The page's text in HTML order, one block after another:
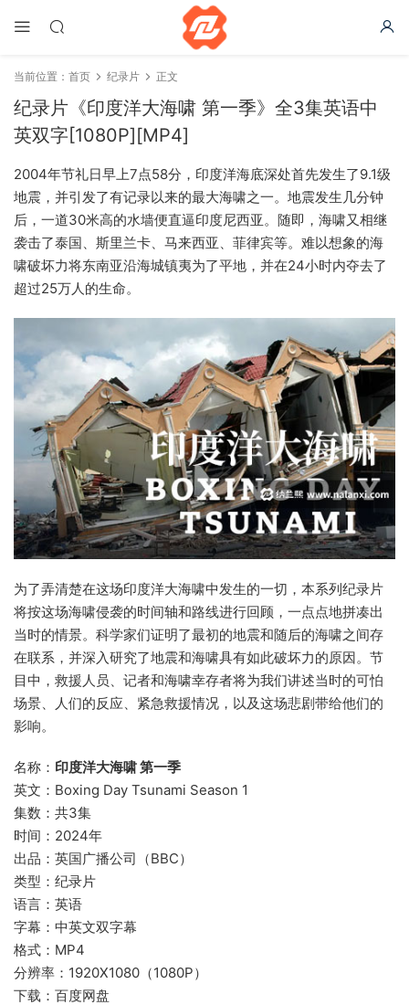
当前位置： 首页 纪录片 正文
纪录片《印度洋大海啸 第一季》全3集英语中
英双字[1080P][MP4]
2004年节礼日早上7点58分，印度洋海底深处首先发生了9.1级
地震，并引发了有记录以来的最大海啸之一。地震发生几分钟
后，一道30米高的水墙便直逼印度尼西亚。随即，海啸又相继
袭击了泰国、斯里兰卡、马来西亚、菲律宾等。难以想象的海
啸破坏力将东南亚沿海城镇夷为了平地，并在24小时内夺去了
超过25万人的生命。
为了弄清楚在这场印度洋大海啸中发生的一切，本系列纪录片
将按这场海啸侵袭的时间轴和路线进行回顾，一点点地拼凑出
当时的情景。科学家们证明了最初的地震和随后的海啸之间存
在联系，并深入研究了地震和海啸具有如此破坏力的原因。节
目中，救援人员、记者和海啸幸存者将为我们讲述当时的可怕
场景、人们的反应、紧急救援情况，以及这场悲剧带给他们的
影响。
名称： 印度洋大海啸 第一季
英文：Boxing Day Tsunami Season 1
集数：共3集
时间：2024年
出品：英国广播公司（BBC）
类型：纪录片
语言：英语
字幕：中英文双字幕
格式：MP4
分辨率：1920X1080（1080P）
下载：百度网盘